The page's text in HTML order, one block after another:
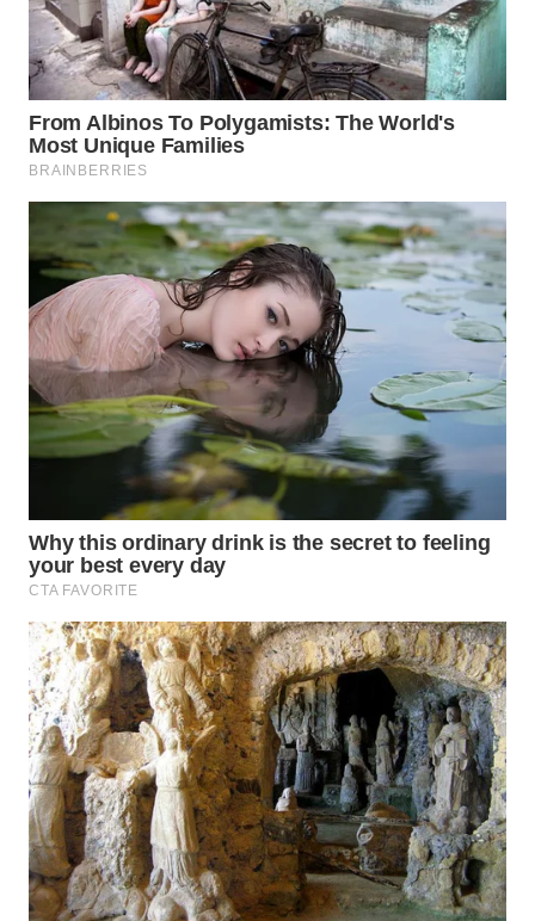
KONSUMEN
WAHANA
LISTRIK
WAHANA
WAHANA
TV
WAHANANEWS
ID
WAHANANEWS
CO ID
WAHANANEWS
NET
SPORT
WAHANA
UMKM
WAHANA
SELEB
WAHANA
PERSONA